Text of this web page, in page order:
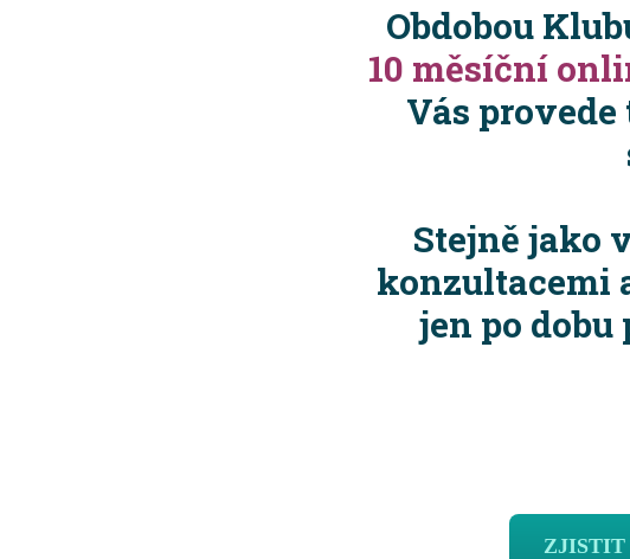
Obdobou
10 měsíční
Vás
Stejně jako
konzultacemi
jen po
ZJISTIT